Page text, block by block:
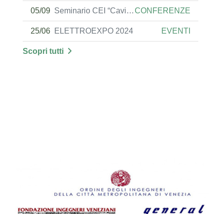
05/09 Seminario CEI “Cavi per energia di Bassa Tensione: Guida al corretto utilizzo dei cavi negli impianti elettrici utilizzatori” BOLOGNACONFERENZE
25/06 ELETTROEXPO 2024 EVENTI
Scopri tutti